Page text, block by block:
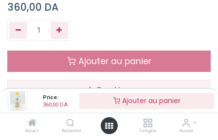
Price:
360,00 DA Ajouter au panier
Accueil Rechercher Catégorie Account
360,00 DA
Ajouter au panier
Buy Now
NON DISPONIBLE